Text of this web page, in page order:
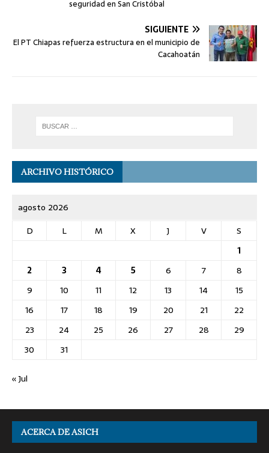
seguridad en San Cristóbal
SIGUIENTE
El PT Chiapas refuerza estructura en el municipio de
Cacahoatán
ARCHIVO HISTÓRICO
agosto 2026
D
L M X J V
S
1
2
3 4 5 6 7
8
9
10 11 12 13 14
15
16
17 18 19 20 21
22
23
24 25 26 27 28
29
30
31
« Jul
ACERCA DE ASICH